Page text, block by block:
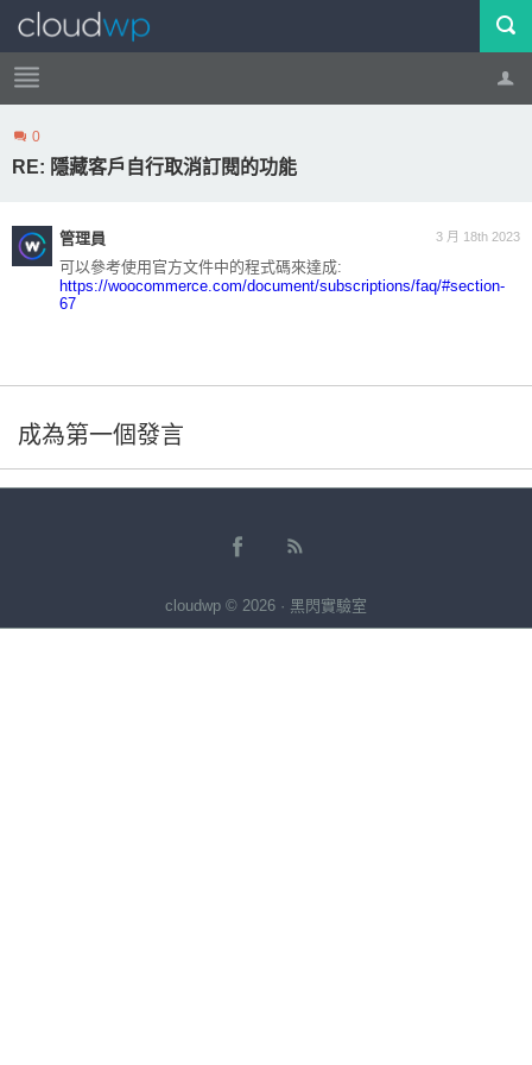
帳號 登出
0
RE: 隱藏客戶自行取消訂閱的功能
3 月 18th 2023
管理員
可以參考使用官方文件中的程式碼來達成:
https://woocommerce.com/document/subscriptions/faq/#section-
67
成為第一個發言
cloudwp © 2026 · 黑閃實驗室